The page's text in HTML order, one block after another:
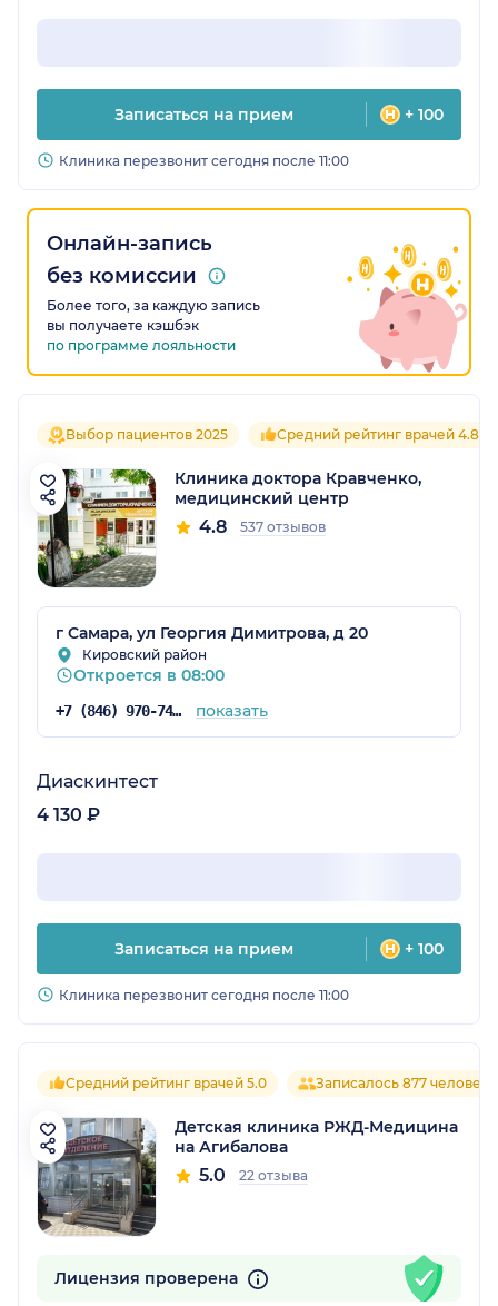
Записаться на прием + 100
Клиника перезвонит сегодня после 11:00
Онлайн-запись
без комиссии
Более того, за каждую запись
вы получаете кэшбэк
по программе лояльности
Выбор пациентов 2025 Средний рейтинг врачей 4.8
Клиника доктора Кравченко,
медицинский центр
4.8 537 отзывов
г Самара, ул Георгия Димитрова, д 20
Кировский район
Откроется в 08:00
+7 (846) 970-74-03 показать
Диаскинтест
4 130 ₽
Записаться на прием + 100
Клиника перезвонит сегодня после 11:00
Средний рейтинг врачей 5.0 Записалось 877 человек
Детская клиника РЖД-Медицина
на Агибалова
5.0 22 отзыва
Лицензия проверена